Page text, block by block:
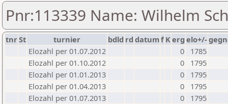
Pnr:113339 Name: Wilhelm
tnrSt turnier bdld rd datumf Kerg elo+/-
Elozahl per 01.07.2012
0
1785
Elozahl per 01.10.2012
0
1795
Elozahl per 01.01.2013
0
1795
Elozahl per 01.04.2013
0
1795
Elozahl per 01.07.2013
0
1795